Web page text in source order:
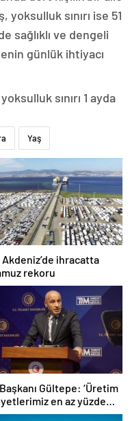
yoksulluk sınırı ise 51
sağlıklı ve dengeli
günlük ihtiyacı
sınırı 1 ayda
Yaş
Akdeniz’de ihracatta
rekoru
Gültepe: ‘Üretim
en az yüzde